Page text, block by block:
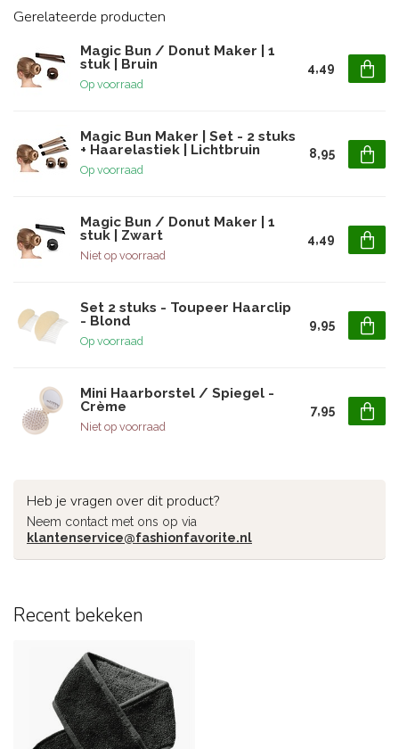
Gerelateerde producten
Magic Bun / Donut Maker | 1
stuk | Bruin
Op voorraad
4,49
Magic Bun Maker | Set - 2 stuks
+ Haarelastiek | Lichtbruin
Op voorraad
8,95
Magic Bun / Donut Maker | 1
stuk | Zwart
Niet op voorraad
4,49
Set 2 stuks - Toupeer Haarclip
- Blond
Op voorraad
9,95
Mini Haarborstel / Spiegel -
Crème
Niet op voorraad
7,95
Heb je vragen over dit product?
Neem contact met ons op via
klantenservice@fashionfavorite.nl
Recent bekeken